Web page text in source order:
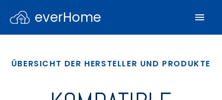
everHome
ÜBERSICHT DER HERSTELLER UND PRODUKTE